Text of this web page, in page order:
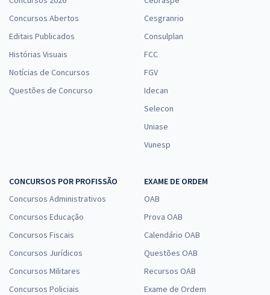
Concursos Abertos
Editais Publicados
Histórias Visuais
Notícias de Concursos
Questões de Concurso
Cesgranrio
Consulplan
FCC
FGV
Idecan
Selecon
Uniase
Vunesp
CONCURSOS POR PROFISSÃO
Concursos Administrativos
Concursos Educação
Concursos Fiscais
Concursos Jurídicos
Concursos Militares
Concursos Policiais
EXAME DE ORDEM
OAB
Prova OAB
Calendário OAB
Questões OAB
Recursos OAB
Exame de Ordem